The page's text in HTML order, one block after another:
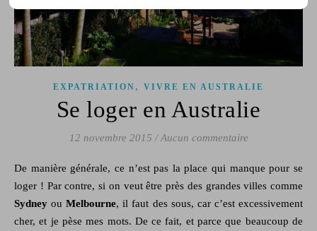
EXPATRIATION , VIVRE EN AUSTRALIE
Se loger en Australie
12 novembre 2015 / Aucun commentaire
De manière générale, ce n’est pas la place qui manque pour se
loger ! Par contre, si on veut être près des grandes villes comme
Sydney ouMelbourne, il faut des sous, car c’est excessivement
cher, et je pèse mes mots. De ce fait, et parce que beaucoup de